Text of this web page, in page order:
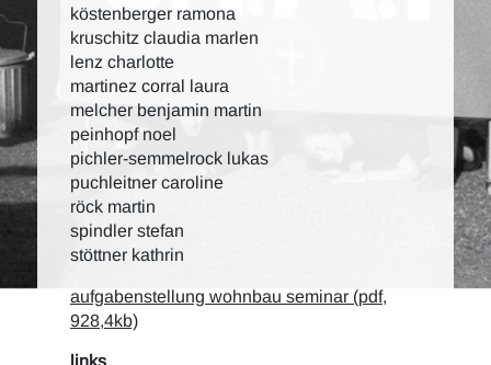
köstenberger ramona
kruschitz claudia marlen
lenz charlotte
martinez corral laura
melcher benjamin martin
peinhopf noel
pichler-semmelrock lukas
puchleitner caroline
röck martin
spindler stefan
stöttner kathrin
aufgabenstellung wohnbau seminar (pdf,
928,4kb)
links